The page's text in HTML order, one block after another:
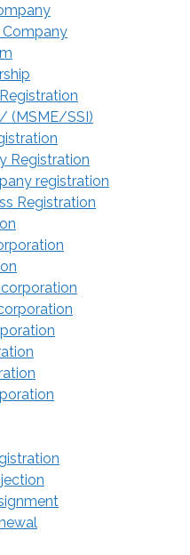
(MSME/SSI)
Registration
registration
Registration